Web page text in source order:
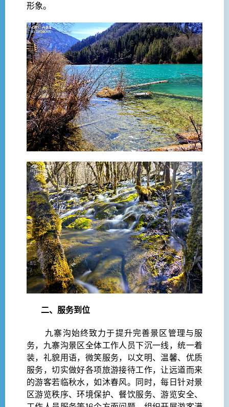
形象。
二、服务到位
九寨沟始终致力于提升完善景区管理与服
务，九寨沟景区全体工作人员下沉一线，统一着
装，礼貌用语，微笑服务，以文明、温馨、优质
服务，切实做好各项旅游接待工作，让远道而来
的游客若临秋水，如沐春风。同时，每日针对景
区游览秩序、环境保护、餐饮服务、游览安全、